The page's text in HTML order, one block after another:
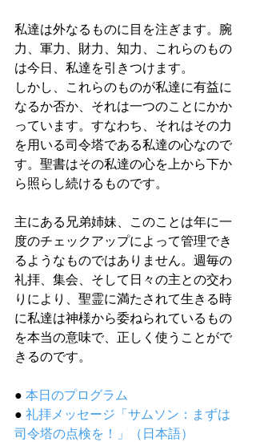
私達は外なるものに目を注ぎます。腕
力、軍力、財力、知力、これらのもの
は今日、私達を引きつけます。
しかし、これらのものが私達に有益に
なるか否か、それは一つのことにかか
っています。すなわち、それはその力
を用いる司令塔である私達の心なので
す。聖書はその私達の心を上から下か
ら照らし続けるものです。
主にある兄弟姉妹、このことは年に一
度のチェックアップによって管理でき
るようなものではありません。週毎の
礼拝、集会、そして日々の主との交わ
りにより、聖霊に満たされて生きる時
に私達は神様から委ねられているもの
を本当の意味で、正しく使うことがで
きるのです。
● 本日のプログラム
● 礼拝メッセージ「サムソン：まずは
司令塔の点検を！」（日本語）